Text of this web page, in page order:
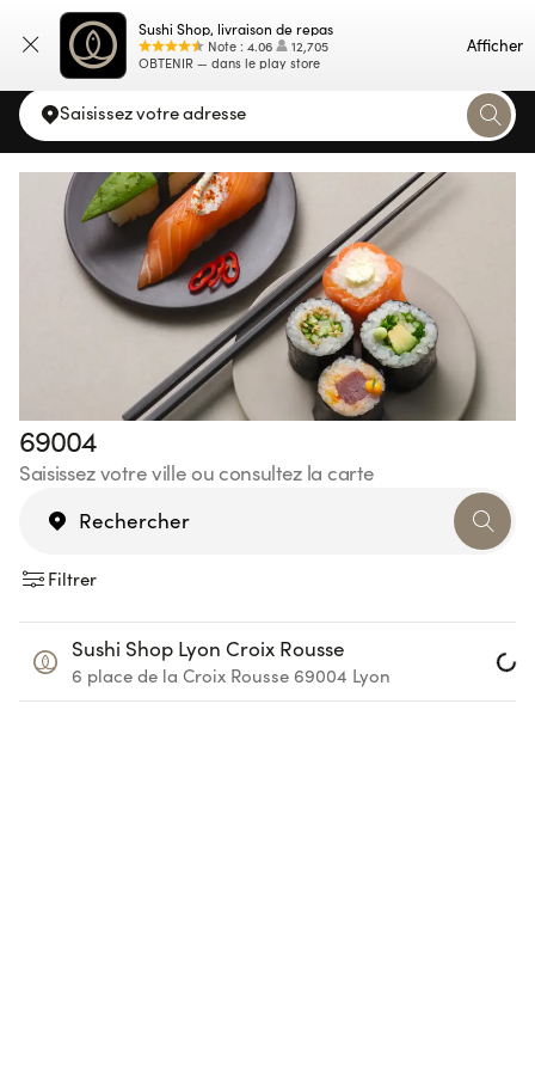
Sushi Shop, livraison de repas
Note : 4.06
12,705
OBTENIR — dans le play store
Afficher
Carte
Saisissez votre adresse
69004
Saisissez votre ville ou consultez la carte
Filtrer
Sushi Shop Lyon Croix Rousse
6 place de la Croix Rousse 69004 Lyon